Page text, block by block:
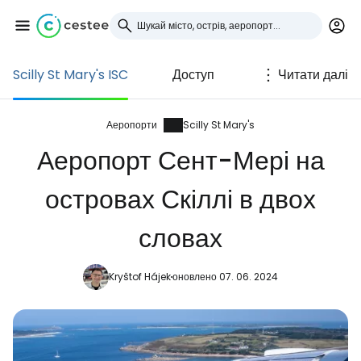
Scilly St Mary's ISC Доступ Читати далі
Аеропорти Scilly St Mary's
Аеропорт Сент-Мері на
островах Скіллі в двох
словах
Kryštof Hájekоновлено 07. 06. 2024
Увійдіть до Cestee
... світова туристична спільнота
Продовжуйте з Google
Продовжуйте у Facebook
Продовжити з email